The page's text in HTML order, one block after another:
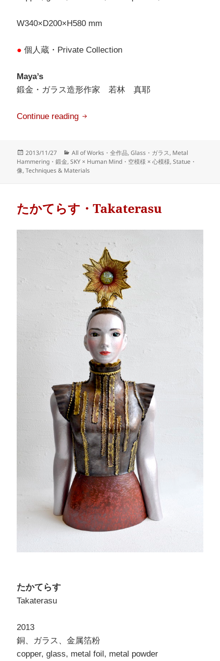
W340×D200×H580 mm
● 個人蔵・Private Collection
Maya’s
鍛金・ガラス造形作家 若林 真耶
Continue reading 月夜見・Tsukuyomi
Posted
on
2013/11/27 Categories
All of Works・全作品,Glass・ガラス, Metal
Hammering・鍛金,SKY × Human Mind・空模様 × 心模様,Statue・
像,Techniques & Materials
たかてらす・Takaterasu
たかてらす
Takaterasu
2013
銅、ガラス、金属箔粉
copper, glass, metal foil, metal powder